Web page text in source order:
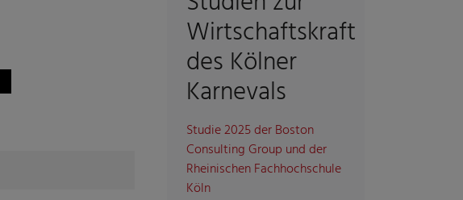
Wirtschaftskraft
des Kölner
Karnevals
Studie 2025 der Boston
Consulting Group und der
Rheinischen Fachhochschule
Köln